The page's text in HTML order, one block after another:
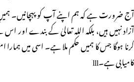
آج ضرورت ہے کہ ہم اپنے آپ کو پہچانیں۔ ہمیں
آزاد نہیں ہیں، بلکہ اللہ تعالیٰ کے بندے اور
کرنا ہوگا جس کا ہمیں حکم ملا ہے۔ اسی میں
کامیابی ہے۔lll